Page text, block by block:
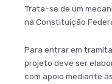
Trata-se de um
na Constituição
Para entrar em
projeto deve ser
com apoio mediante